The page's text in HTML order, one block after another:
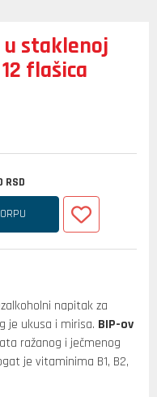
u staklenoj
flašica
RSD
napitak za
je ukusa i mirisa. BIP-ov
ražanog i ječmenog
je vitaminima B1, B2,